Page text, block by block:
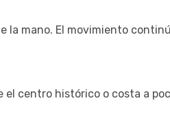
la mano. El movimiento
el centro histórico o costa a